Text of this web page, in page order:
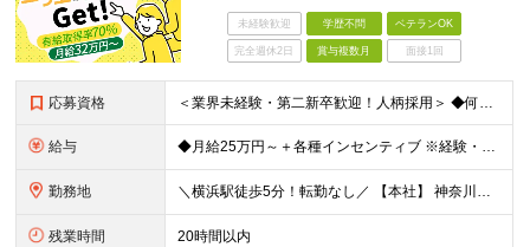
未経験歓迎 学歴不問 ベテランOK
完全週休2日 賞与複数月 面接1回
応募資格 ＜業界未経験・第二新卒歓迎！人柄採用＞ ◆何らかの営業経験をお持ちの方 ◆学歴不問 ◆普通運転免許(AT限定可) ＼こんな方を求めています／ ・目標を意識して行動することができる人 ・指示待ちではな
給与 ◆月給25万円～＋各種インセンティブ ※経験・スキルを考慮の上、当社規定により優遇致します ※試用期間3ヶ月あり。(給与・待遇・雇用形態に差異はありません) ※残業代全額支給
勤務地 ＼横浜駅徒歩5分！転勤なし／ 【本社】 神奈川県横浜市西区高島2-6-32 横浜東口ウィスポートビル8F ※(変更の範囲)上記を除く当社関連勤務地
残業時間 20時間以内